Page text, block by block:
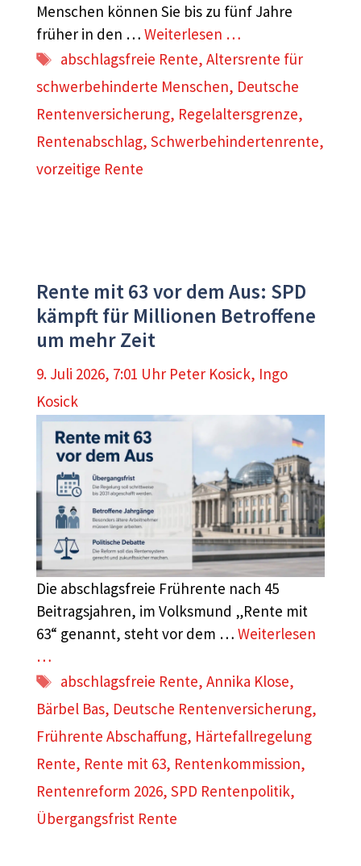
Menschen können Sie bis zu fünf Jahre
früher in den … Weiterlesen …
Schlagwörter
abschlagsfreie Rente,Altersrente für
schwerbehinderte Menschen, Deutsche
Rentenversicherung, Regelaltersgrenze,
Rentenabschlag, Schwerbehindertenrente,
vorzeitige Rente
Rente mit 63 vor dem Aus: SPD
kämpft für Millionen Betroffene
um mehr Zeit
9. Juli 2026, 7:01 Uhr Peter Kosick, Ingo
Kosick
Die abschlagsfreie Frührente nach 45
Beitragsjahren, im Volksmund „Rente mit
63“ genannt, steht vor dem … Weiterlesen
…
Schlagwörter
abschlagsfreie Rente,Annika Klose,
Bärbel Bas, Deutsche Rentenversicherung,
Frührente Abschaffung, Härtefallregelung
Rente, Rente mit 63, Rentenkommission,
Rentenreform 2026, SPD Rentenpolitik,
Übergangsfrist Rente